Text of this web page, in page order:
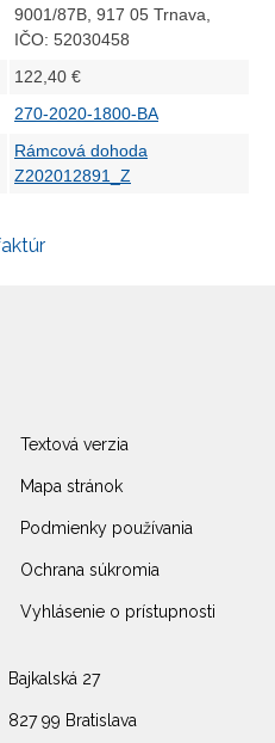
9001/87B, 917 05 Trnava,
IČO: 52030458
122,40 €
270-2020-1800-BA
Rámcová dohoda
Z202012891_Z
Bajkalská 27
827 99 Bratislava
Textová verzia
Mapa stránok
Podmienky používania
Ochrana súkromia
Vyhlásenie o prístupnosti